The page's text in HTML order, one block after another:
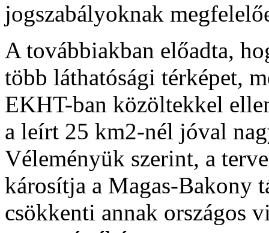
jogszabályoknak
A továbbiakban előadta,
több láthatósági térképet,
EKHT-ban közöltekkel
a leírt 25 km2-nél jóval
Véleményük szerint, a
károsítja a Magas-Bakony
csökkenti annak országos